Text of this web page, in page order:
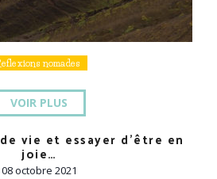
nomades
VOIR PLUS
vie et essayer d’être en
joie…
08 octobre 2021